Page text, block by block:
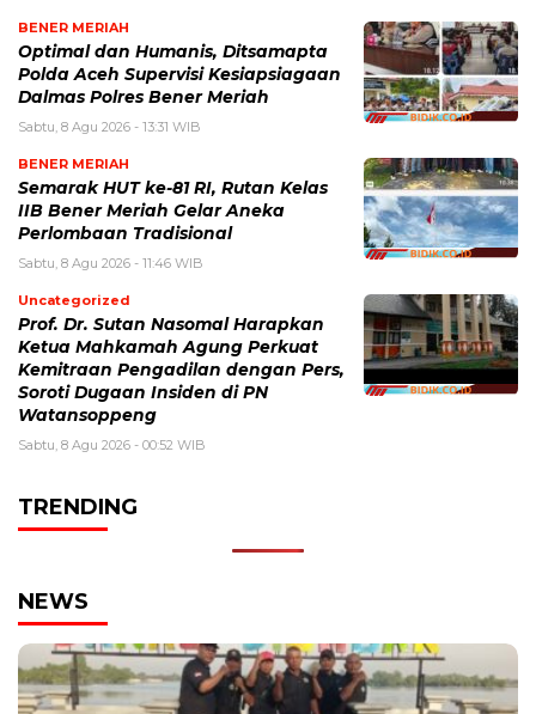
BENER MERIAH
Optimal dan Humanis, Ditsamapta
Polda Aceh Supervisi Kesiapsiagaan
Dalmas Polres Bener Meriah
Sabtu, 8 Agu 2026 - 13:31 WIB
BENER MERIAH
Semarak HUT ke-81 RI, Rutan Kelas
IIB Bener Meriah Gelar Aneka
Perlombaan Tradisional
Sabtu, 8 Agu 2026 - 11:46 WIB
Uncategorized
Prof. Dr. Sutan Nasomal Harapkan
Ketua Mahkamah Agung Perkuat
Kemitraan Pengadilan dengan Pers,
Soroti Dugaan Insiden di PN
Watansoppeng
Sabtu, 8 Agu 2026 - 00:52 WIB
TRENDING
NEWS